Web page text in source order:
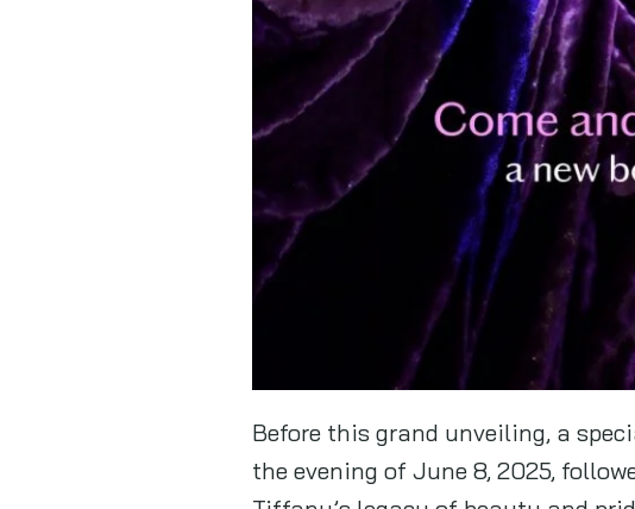
Before this grand unveiling, a
the evening of June 8, 2025,